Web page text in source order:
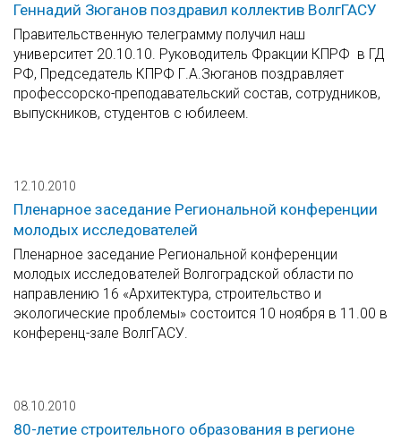
Геннадий Зюганов поздравил коллектив ВолгГАСУ
Правительственную телеграмму получил наш
университет 20.10.10. Руководитель Фракции КПРФ в ГД
РФ, Председатель КПРФ Г.А.Зюганов поздравляет
профессорско-преподавательский состав, сотрудников,
выпускников, студентов с юбилеем.
12.10.2010
Пленарное заседание Региональной конференции
молодых исследователей
Пленарное заседание Региональной конференции
молодых исследователей Волгоградской области по
направлению 16 «Архитектура, строительство и
экологические проблемы» состоится 10 ноября в 11.00 в
конференц-зале ВолгГАСУ.
08.10.2010
80-летие строительного образования в регионе